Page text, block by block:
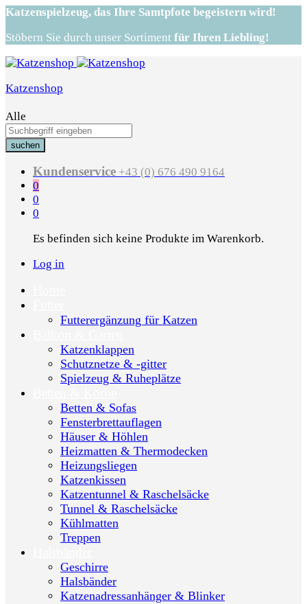
Katzenspielzeug, das Ihre Samtpfote begeistern wird!
Stöbern Sie durch unser Sortiment für Ihren Liebling!
Katzenshop
Alle
suchen
Kundenservice +43 (0) 676 490 9164
0
0
0
Es befinden sich keine Produkte im Warenkorb.
Log in
Futterergänzung für Katzen
Katzenklappen
Schutznetze & -gitter
Spielzeug & Ruheplätze
Betten & Sofas
Fensterbrettauflagen
Häuser & Höhlen
Heizmatten & Thermodecken
Heizungsliegen
Katzenkissen
Katzentunnel & Raschelsäcke
Tunnel & Raschelsäcke
Kühlmatten
Treppen
Geschirre
Halsbänder
Katzenadressanhänger & Blinker